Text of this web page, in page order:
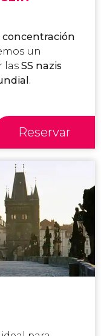
concentración
un
las SS nazis
.
Reservar